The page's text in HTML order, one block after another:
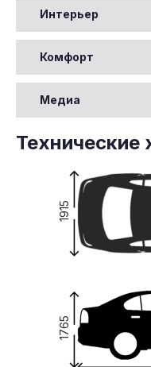
Интерьер
Комфорт
Медиа
Технические
1765
1915